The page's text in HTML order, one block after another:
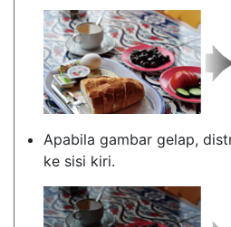
Apabila gambar gelap,
ke sisi kiri.